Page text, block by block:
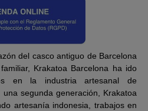
del casco antiguo de Barcelona
Krakatoa Barcelona ha ido
en la industria artesanal de
segunda generación, Krakatoa
artesanía indonesia, trabajos en